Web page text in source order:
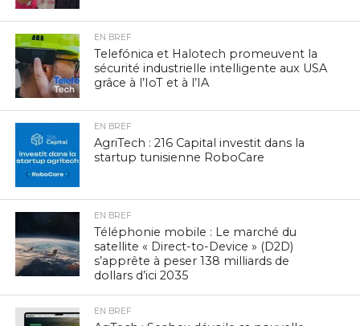
EN BREF
Telefónica et Halotech promeuvent la
sécurité industrielle intelligente aux USA
grâce à l’IoT et à l’IA
EN BREF
AgriTech : 216 Capital investit dans la
startup tunisienne RoboCare
EN BREF
Téléphonie mobile : Le marché du
satellite « Direct-to-Device » (D2D)
s’apprête à peser 138 milliards de
dollars d’ici 2035
EN BREF